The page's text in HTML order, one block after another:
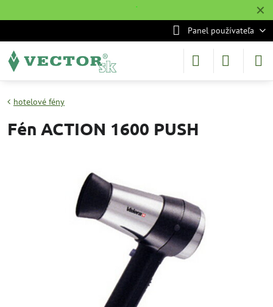
✕
˙
Panel používateľa
hotelové fény
Fén ACTION 1600 PUSH